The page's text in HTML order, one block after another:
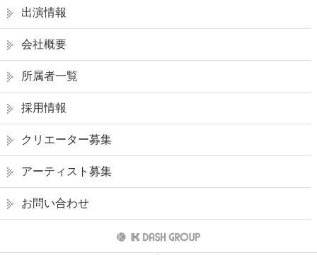
出演情報
会社概要
所属者一覧
採用情報
クリエーター募集
アーティスト募集
お問い合わせ